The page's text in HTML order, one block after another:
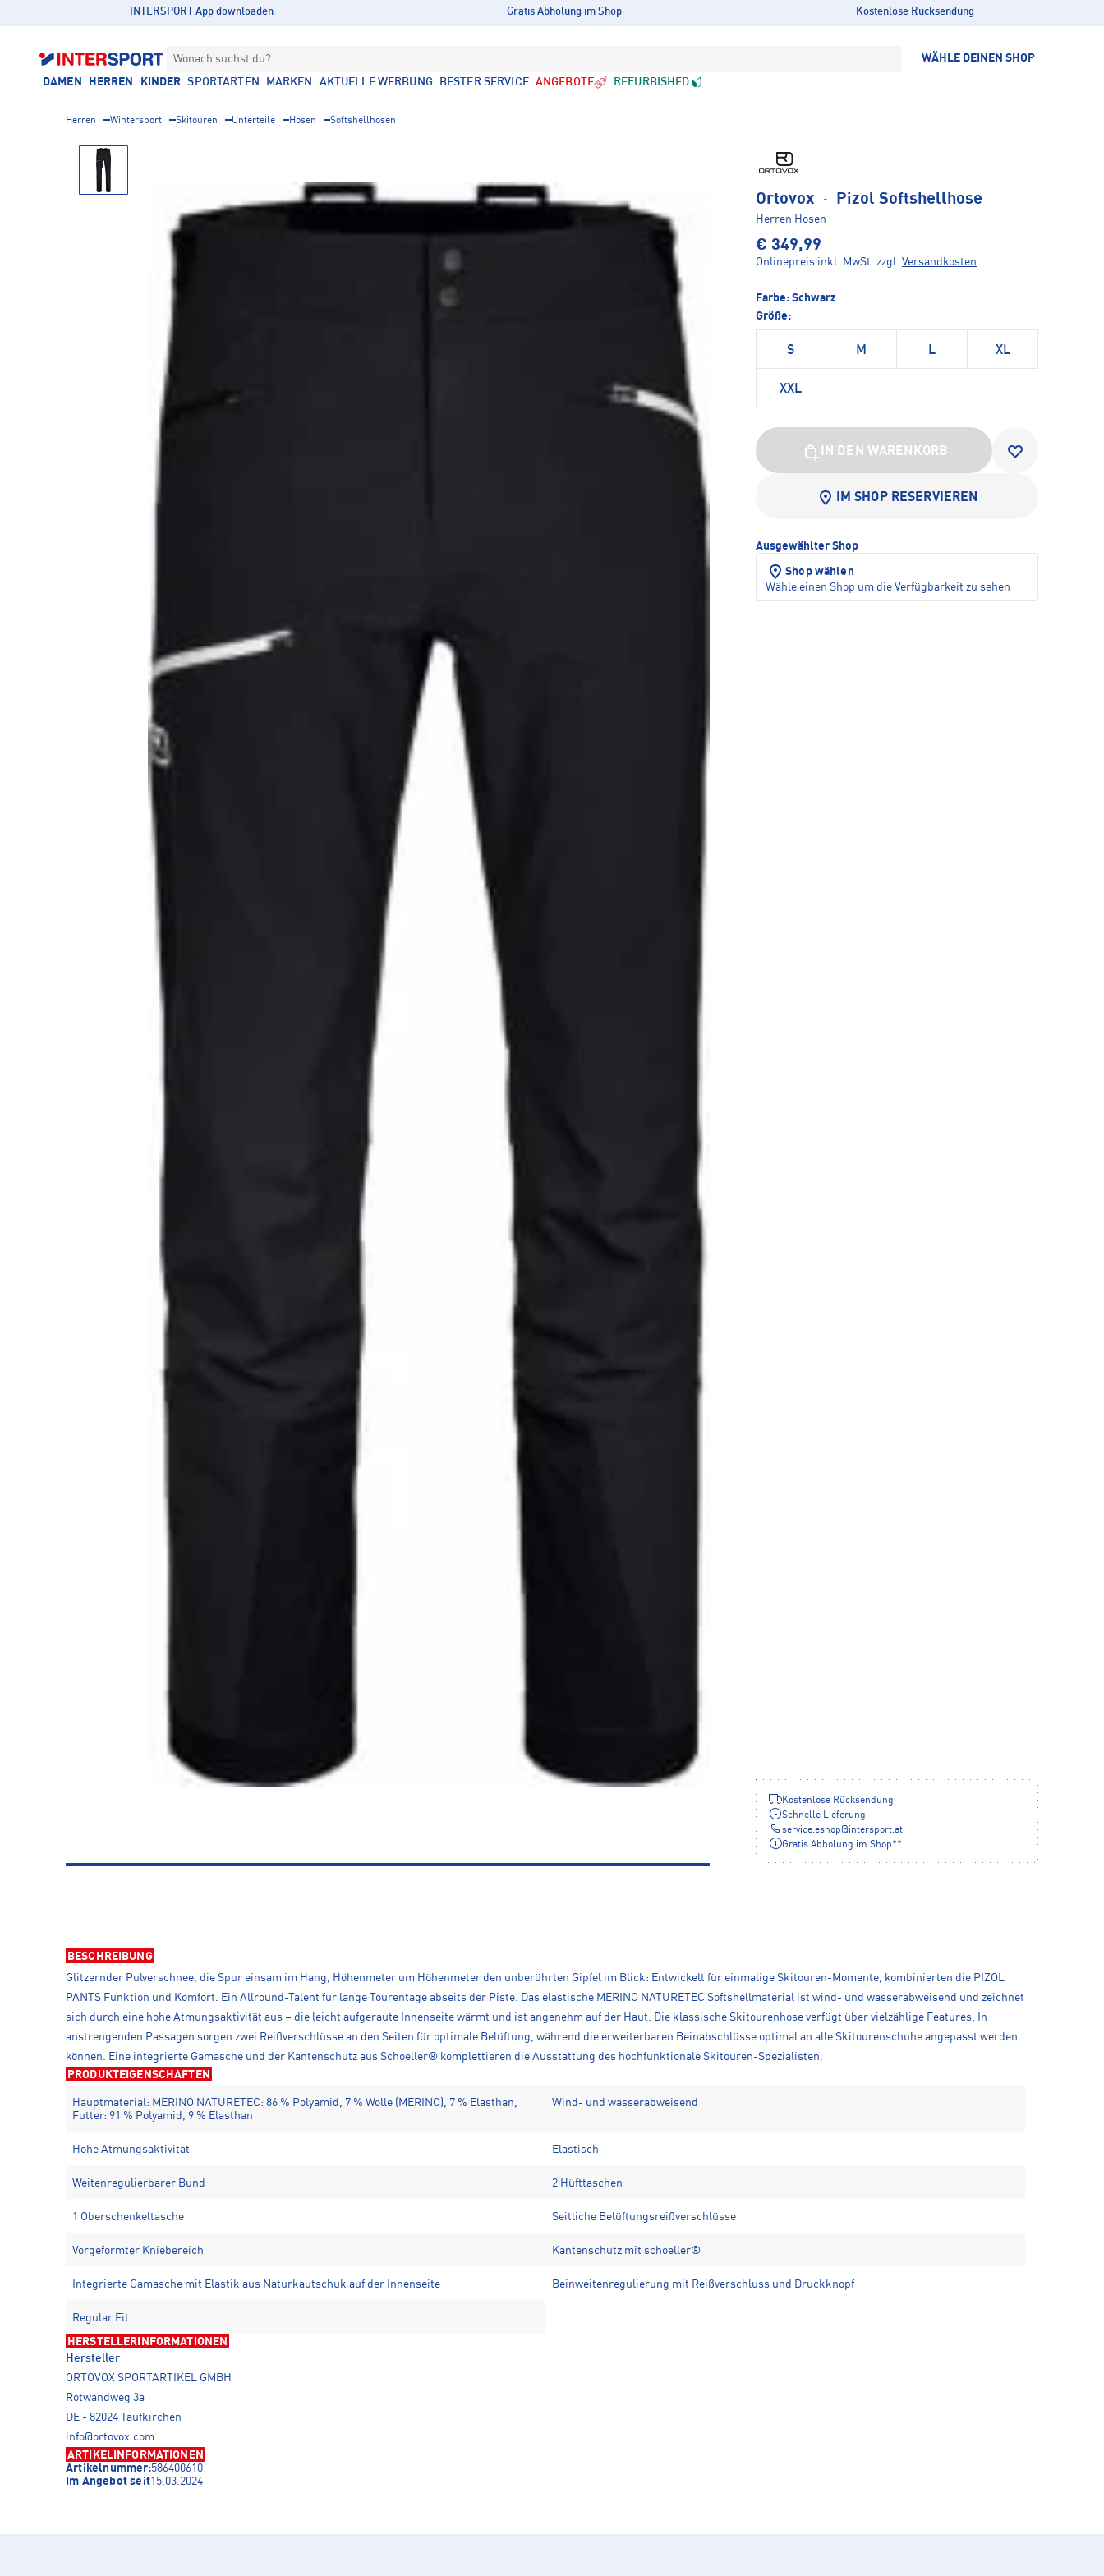
INTERSPORT App downloaden Gratis Abholung im Shop Kostenlose Rücksendung
Wonach suchst du? WÄHLE DEINEN SHOP
DAMEN HERREN KINDER SPORTARTEN MARKEN AKTUELLE WERBUNG BESTER SERVICE ANGEBOTE REFURBISHED
Herren Wintersport Skitouren Unterteile Hosen Softshellhosen
Ortovox · Pizol Softshellhose
Herren Hosen
€ 349,99
Onlinepreis inkl. MwSt. zzgl. Versandkosten
Farbe: Schwarz
Größe:
S M L XL
XXL
IN DEN WARENKORB
IM SHOP RESERVIEREN
Ausgewählter Shop
Shop wählen
Wähle einen Shop um die Verfügbarkeit zu sehen
Kostenlose Rücksendung
Schnelle Lieferung
service.eshop@intersport.at
Gratis Abholung im Shop**
BESCHREIBUNG
Glitzernder Pulverschnee, die Spur einsam im Hang, Höhenmeter um Höhenmeter den unberührten Gipfel im Blick: Entwickelt für einmalige Skitouren-Momente, kombinierten die PIZOL
PANTS Funktion und Komfort. Ein Allround-Talent für lange Tourentage abseits der Piste. Das elastische MERINO NATURETEC Softshellmaterial ist wind- und wasserabweisend und zeichnet
sich durch eine hohe Atmungsaktivität aus – die leicht aufgeraute Innenseite wärmt und ist angenehm auf der Haut. Die klassische Skitourenhose verfügt über vielzählige Features: In
anstrengenden Passagen sorgen zwei Reißverschlüsse an den Seiten für optimale Belüftung, während die erweiterbaren Beinabschlüsse optimal an alle Skitourenschuhe angepasst werden
können. Eine integrierte Gamasche und der Kantenschutz aus Schoeller® komplettieren die Ausstattung des hochfunktionale Skitouren-Spezialisten.
PRODUKTEIGENSCHAFTEN
Hauptmaterial: MERINO NATURETEC: 86 % Polyamid, 7 % Wolle (MERINO), 7 % Elasthan,
Futter: 91 % Polyamid, 9 % Elasthan
Wind- und wasserabweisend
Hohe Atmungsaktivität Elastisch
Weitenregulierbarer Bund 2 Hüfttaschen
1 Oberschenkeltasche Seitliche Belüftungsreißverschlüsse
Vorgeformter Kniebereich Kantenschutz mit schoeller®
Integrierte Gamasche mit Elastik aus Naturkautschuk auf der Innenseite Beinweitenregulierung mit Reißverschluss und Druckknopf
Regular Fit
HERSTELLERINFORMATIONEN
Hersteller
ORTOVOX SPORTARTIKEL GMBH
Rotwandweg 3a
DE - 82024 Taufkirchen
info@ortovox.com
ARTIKELINFORMATIONEN
Artikelnummer:586400610
Im Angebot seit15.03.2024